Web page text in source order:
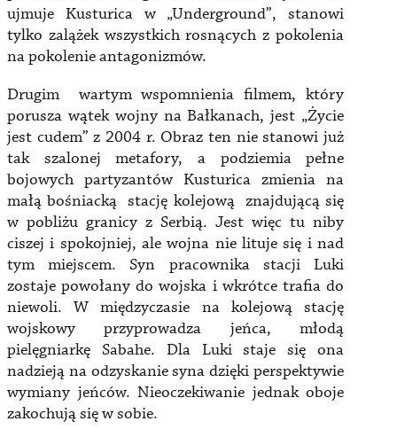
ujmuje Kusturica w „Underground”, stanowi
tylko zalążek wszystkich rosnących z pokolenia
na pokolenie antagonizmów.
Drugim wartym wspomnienia filmem, który
porusza wątek wojny na Bałkanach, jest „Życie
jest cudem” z 2004 r. Obraz ten nie stanowi już
tak szalonej metafory, a podziemia pełne
bojowych partyzantów Kusturica zmienia na
małą bośniacką stację kolejową znajdującą się
w pobliżu granicy z Serbią. Jest więc tu niby
ciszej i spokojniej, ale wojna nie lituje się i nad
tym miejscem. Syn pracownika stacji Luki
zostaje powołany do wojska i wkrótce trafia do
niewoli. W międzyczasie na kolejową stację
wojskowy przyprowadza jeńca, młodą
pielęgniarkę Sabahe. Dla Luki staje się ona
nadzieją na odzyskanie syna dzięki perspektywie
wymiany jeńców. Nieoczekiwanie jednak oboje
zakochują się w sobie.